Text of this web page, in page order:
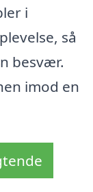
i
så
besvær.
imod en